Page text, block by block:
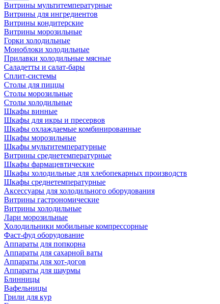
Витрины мультитемпературные
Витрины для ингредиентов
Витрины кондитерские
Витрины морозильные
Горки холодильные
Моноблоки холодильные
Прилавки холодильные мясные
Саладетты и салат-бары
Сплит-системы
Столы для пиццы
Столы морозильные
Столы холодильные
Шкафы винные
Шкафы для икры и пресервов
Шкафы охлаждаемые комбинированные
Шкафы морозильные
Шкафы мультитемпературные
Витрины среднетемпературные
Шкафы фармацевтические
Шкафы холодильные для хлебопекарных производств
Шкафы среднетемпературные
Аксессуары для холодильного оборудования
Витрины гастрономические
Витрины холодильные
Лари морозильные
Холодильники мобильные компрессорные
Фаст-фуд оборудование
Аппараты для попкорна
Аппараты для сахарной ваты
Аппараты для хот-догов
Аппараты для шаурмы
Блинницы
Вафельницы
Грили для кур